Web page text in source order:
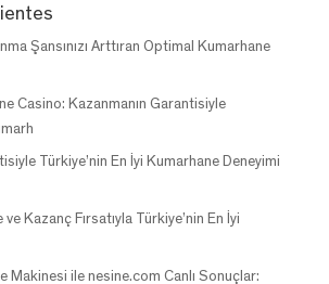
Şansınızı Arttıran Optimal Kumarhane
Casino: Kazanmanın Garantisiyle
Türkiye’nin En İyi Kumarhane Deneyimi
Kazanç Fırsatıyla Türkiye’nin En İyi
Makinesi ile nesine.com Canlı Sonuçlar: